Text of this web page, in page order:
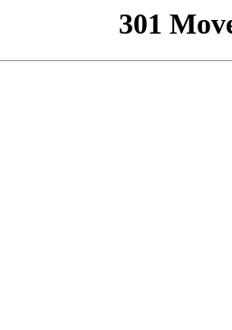
301